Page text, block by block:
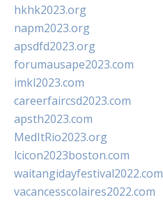
hkhk2023.org
napm2023.org
apsdfd2023.org
forumausape2023.com
imkl2023.com
careerfaircsd2023.com
apsth2023.com
MedItRio2023.org
lcicon2023boston.com
waitangidayfestival2022.com
vacancesscolaires2022.com